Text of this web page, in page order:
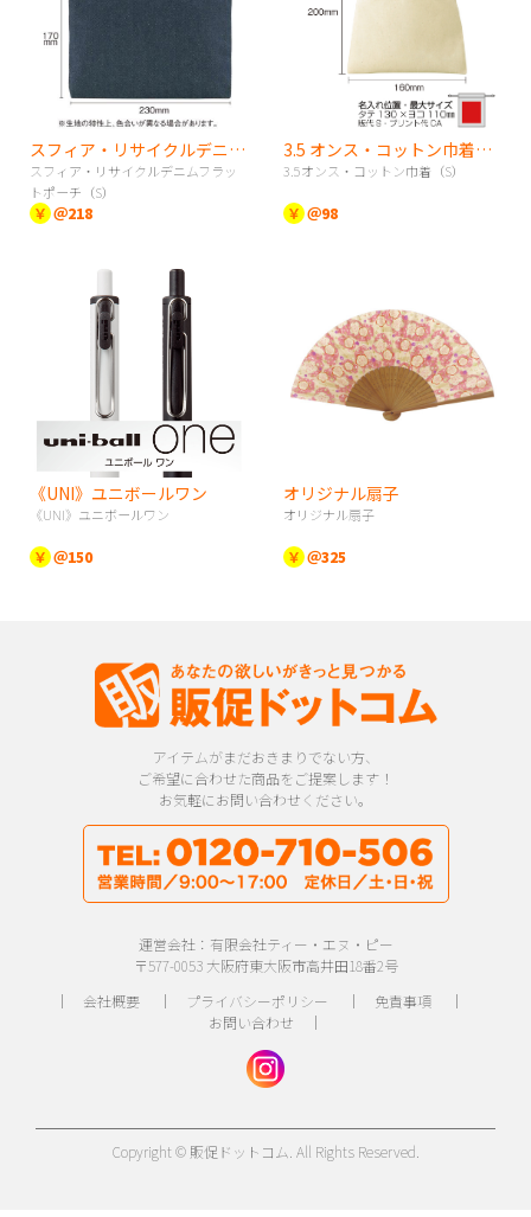
スフィア・リサイクルデニムフラットポーチ（S）
スフィア・リサイクルデニムフラッ
トポーチ（S）
￥ ＠218
3.5 オンス・コットン巾着（S）
3.5オンス・コットン巾着（S）
￥ ＠98
《UNI》ユニボールワン
《UNI》ユニボールワン
￥ ＠150
オリジナル扇子
オリジナル扇子
￥ ＠325
アイテムがまだおきまりでない方、
ご希望に合わせた商品をご提案します！
お気軽にお問い合わせください。
運営会社：有限会社ティー・エヌ・ピー
〒577-0053 大阪府東大阪市高井田18番2号
｜ 会社概要｜ プライバシーポリシー ｜ 免責事項｜
お問い合わせ ｜
Copyright © 販促ドットコム. All Rights Reserved.